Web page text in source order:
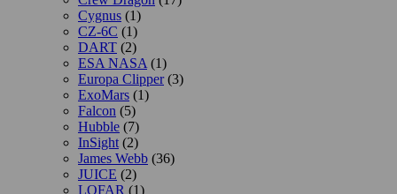
Cygnus (1)
CZ-6C (1)
DART (2)
ESA NASA (1)
Europa Clipper(3)
ExoMars (1)
Falcon (5)
Hubble (7)
InSight (2)
James Webb (36)
JUICE (2)
LOFAR (1)